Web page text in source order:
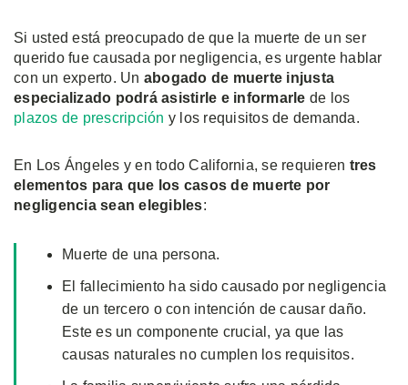
Si usted está preocupado de que la muerte de un ser
querido fue causada por negligencia, es urgente hablar
con un experto. Un abogado de muerte injusta
especializado podrá asistirle e informarle de los
plazos de prescripción y los requisitos de demanda.
En Los Ángeles y en todo California, se requieren tres
elementos para que los casos de muerte por
negligencia sean elegibles:
Muerte de una persona.
El fallecimiento ha sido causado por negligencia
de un tercero o con intención de causar daño.
Este es un componente crucial, ya que las
causas naturales no cumplen los requisitos.